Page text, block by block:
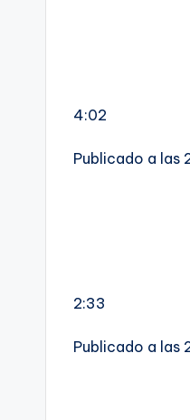
4:02
Publicado a las
2:33
Publicado a las